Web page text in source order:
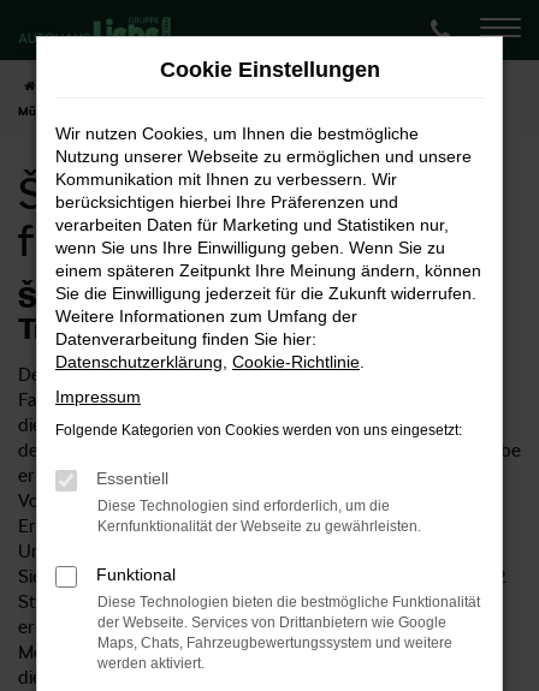
Zum
Hauptinhalt
springen
Škoda Scala Neuwagen für
Münster
Škoda Scala Neuwagen
für Münster
Škoda Scala Neuwagen – Ihr
Traumwagen für Münster
Der Škoda Scala Neuwagen ist ein ungemein vielseitiges
Fahrzeug. Einerseits eignet sich das Modell natürlich ideal für
die Innenstadt von Münster, ist allerdings auch für Fahrten in
der Umgebung und die Autobahn geeignet. Im Autohaus Liebe
erhalten Sie Škoda Scala Neuwagen entsprechend Ihrer
Vorstellungen und profitieren von unserer umfangreichen
Erfahrung im Verkauf von Autos. Wussten Sie, dass unser
Unternehmen bereits seit 1954 existiert? Mittlerweile finden
Sie uns an sechs Standorten im Zentrum Deutschlands und 2
Standorte in Norddeutschland und damit ideal aus Münster
erreichbar. Gerne beraten wir Sie hinsichtlich all Ihrer
Möglichkeit und sprechen mit Ihnen über die vielen Vorteile,
die ein Škoda Scala Neuwagen bietet. Höchste Zeit, um uns
Cookie Einstellungen
Wir nutzen Cookies, um Ihnen die bestmögliche
Nutzung unserer Webseite zu ermöglichen und unsere
Kommunikation mit Ihnen zu verbessern. Wir
berücksichtigen hierbei Ihre Präferenzen und
verarbeiten Daten für Marketing und Statistiken nur,
wenn Sie uns Ihre Einwilligung geben. Wenn Sie zu
einem späteren Zeitpunkt Ihre Meinung ändern, können
Sie die Einwilligung jederzeit für die Zukunft widerrufen.
Weitere Informationen zum Umfang der
Datenverarbeitung finden Sie hier:
Datenschutzerklärung Cookie-Richtlinie
Impressum
Folgende Kategorien von Cookies werden von uns eingesetzt:
Essentiell
Diese Technologien sind erforderlich, um die
Kernfunktionalität der Webseite zu gewährleisten.
Funktional
Diese Technologien bieten die bestmögliche Funktionalität
der Webseite. Services von Drittanbietern wie Google
Maps, Chats, Fahrzeugbewertungssystem und weitere
werden aktiviert.